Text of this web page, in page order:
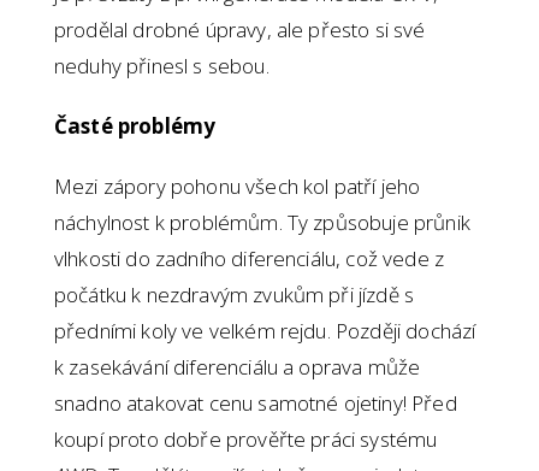
prodělal drobné úpravy, ale přesto si své
neduhy přinesl s sebou.
Časté problémy
Mezi zápory pohonu všech kol patří jeho
náchylnost k problémům. Ty způsobuje průnik
vlhkosti do zadního diferenciálu, což vede z
počátku k nezdravým zvukům při jízdě s
předními koly ve velkém rejdu. Později dochází
k zasekávání diferenciálu a oprava může
snadno atakovat cenu samotné ojetiny! Před
koupí proto dobře prověřte práci systému